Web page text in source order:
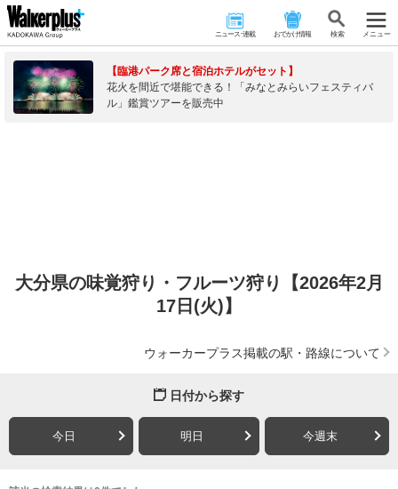
ニュース･連載 おでかけ情報 検 索 メニュー
【臨港パーク席と宿泊ホテルがセット】
花火を間近で堪能できる！「みなとみらいフェスティバ
ル」鑑賞ツアーを販売中
大分県の味覚狩り・フルーツ狩り【2026年2月
17日(火)】
ウォーカープラス掲載の駅・路線について
日付から探す
今日 明日 今週末